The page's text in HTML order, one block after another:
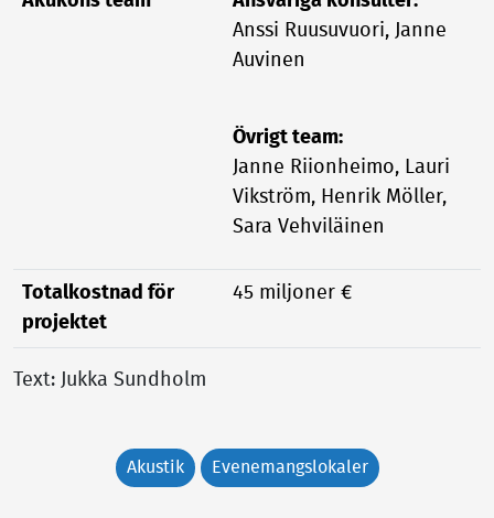
Anssi Ruusuvuori, Janne
Auvinen
Övrigt team:
Janne Riionheimo, Lauri
Vikström, Henrik Möller,
Sara Vehviläinen
Totalkostnad för
projektet
45 miljoner €
Text: Jukka Sundholm
Akustik Evenemangslokaler